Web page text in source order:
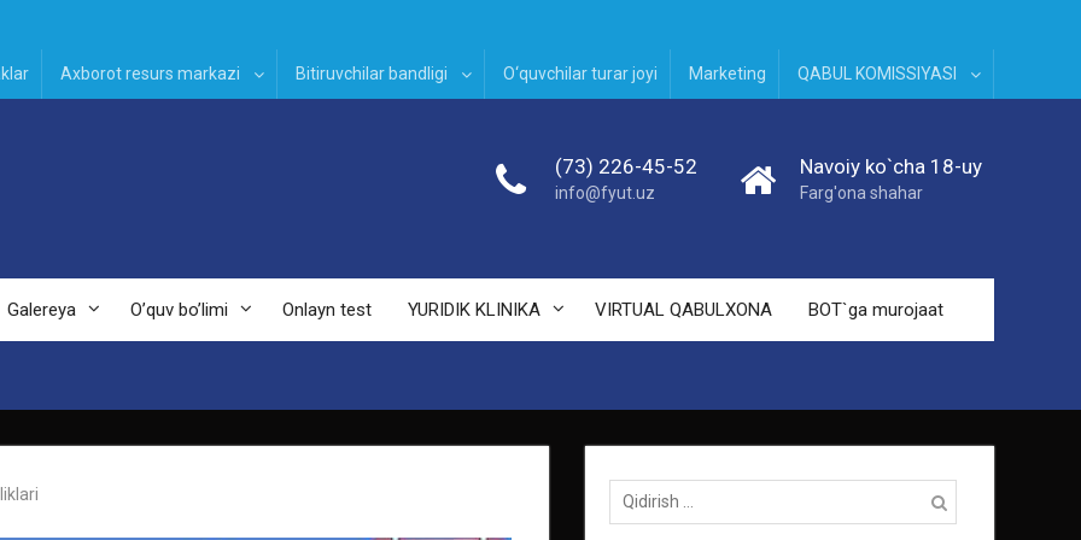
Axborot resurs markazi Bitiruvchilar bandligi O‘quvchilar turar joyi Marketing QABUL KOMISSIYASI
(73) 226-45-52
info@fyut.uz
Navoiy ko`cha 18-uy
Farg'ona shahar
Galereya O’quv bo’limi Onlayn test YURIDIK KLINIKA VIRTUAL QABULXONA BOT`ga murojaat
Qidirish: